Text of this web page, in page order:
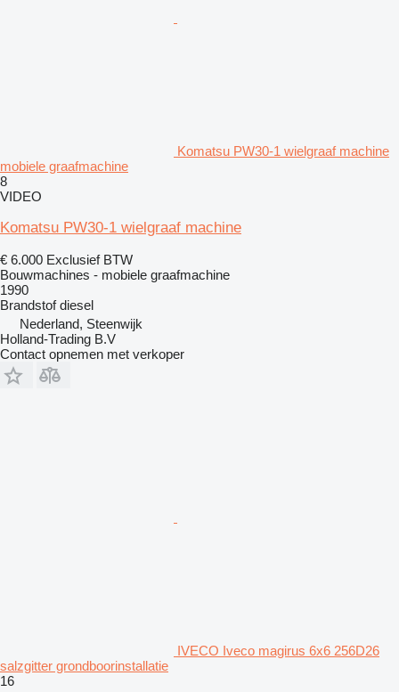
Komatsu PW30-1 wielgraaf machine
mobiele graafmachine
8
VIDEO
Komatsu PW30-1 wielgraaf machine
€ 6.000 Exclusief BTW
Bouwmachines - mobiele graafmachine
1990
Brandstof diesel
Nederland, Steenwijk
Holland-Trading B.V
Contact opnemen met verkoper
IVECO Iveco magirus 6x6 256D26
salzgitter grondboorinstallatie
16